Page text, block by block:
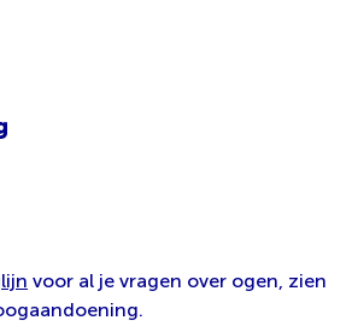
voor al je vragen over ogen, zien